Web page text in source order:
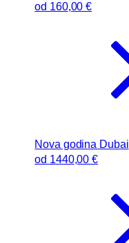
od 160,00 €
Nova godina Dubai
od 1440,00 €